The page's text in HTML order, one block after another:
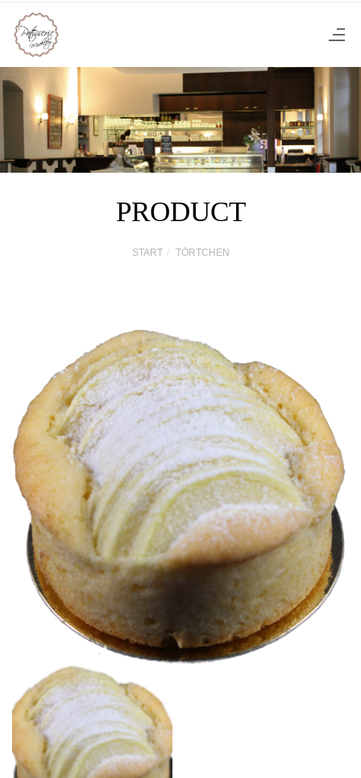
PRODUCT
START TÖRTCHEN